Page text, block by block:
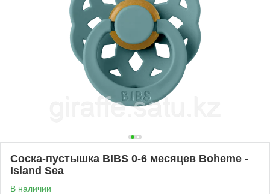
Cоска-пустышка BIBS 0-6 месяцев Boheme -
Island Sea
В наличии